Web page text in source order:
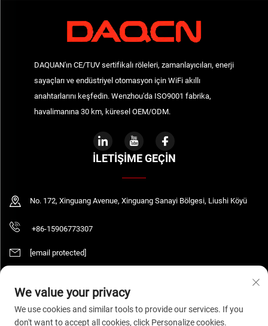
DAQUAN'ın CE/TUV sertifikalı röleleri, zamanlayıcıları, enerji
sayaçları ve endüstriyel otomasyon için WiFi akıllı
anahtarlarını keşfedin. Wenzhou'da ISO9001 fabrika,
havalimanına 30 km, küresel OEM/ODM.
İLETIŞIME GEÇIN
No. 172, Xinguang Avenue, Xinguang Sanayi Bölgesi, Liushi Köyü
+86-15906773307
[email protected]
Telif Hakkı © 2026 WENZHOU DAQUAN ELECTRIC CO.,LTD Tüm hakları saklıdır.
Gizlilik Politikası
We value your privacy
We use cookies and similar tools to provide our services. If you
don't want to accept all cookies, click Personalize cookies.